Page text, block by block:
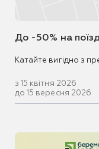
До -50% на
Катайте вигідно з
з 15 квітня 2026
до 15 вересня 2026